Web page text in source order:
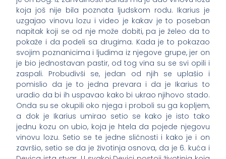
koja još nije bila poznata ljudskom rodu. Ikarius je
uzgajao vinovu lozu i video je kakav je to poseban
napitak koji se od nje može dobiti, pa je želeo da to
pokaže i da podeli sa drugima. Kada je to pokazao
svojim poznanicima i ljudima iz njegove grupe, jer on
je bio jednostavan pastir, od tog vina su se svi opili i
zaspali. Probudivši se, jedan od njih se uplašio i
pomislio da je to jedna prevara i da je Ikarius to
uradio da bi ih uspavao kako bi ukrao njihovo stado.
Onda su se okupili oko njega i proboli su ga kopljem,
a dok je Ikarius umirao setio se kako je isto tako
jednu kozu on ubio, koja je htela da pojede njegovu
vinovu lozu. Setio se te jedne sličnosti i kako je i on
završio, setio se da je životinja osnova, da je 6. kuća i